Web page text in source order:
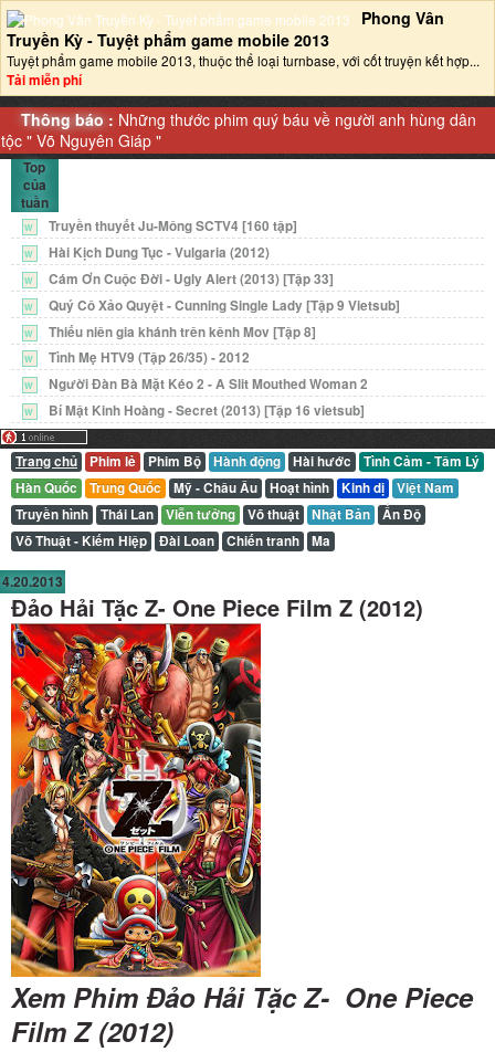
Phong Vân
Truyền Kỳ - Tuyệt phẩm game mobile 2013‎
Tuyệt phẩm game mobile 2013, thuộc thể loại turnbase, với cốt truyện kết hợp...
Tải miễn phí
Thông báo : Những thước phim quý báu về người anh hùng dân
tộc "Võ Nguyên Giáp "
Top
của
tuần
W Truyền thuyết Ju-Mông SCTV4 [160 tập]
W Hài Kịch Dung Tục - Vulgaria (2012)
W Cám Ơn Cuộc Đời - Ugly Alert (2013) [Tập 33]
W Quý Cô Xảo Quyệt - Cunning Single Lady [Tập 9 Vietsub]
W Thiếu niên gia khánh trên kênh Mov [Tập 8]
W Tình Mẹ HTV9 (Tập 26/35) - 2012
W Người Đàn Bà Mặt Kéo 2 - A Slit Mouthed Woman 2
W Bí Mật Kinh Hoàng - Secret (2013) [Tập 16 vietsub]
Trang chủ Phim lẻ Phim Bộ Hành động Hài hước
Tình Cảm - Tâm Lý
Hàn Quốc
Trung Quốc Mỹ - Châu Âu Hoạt hình Kinh dị
Việt Nam
Truyền hình
Thái Lan Viễn tưởng Võ thuật Nhật Bản
Ấn Độ
Võ Thuật - Kiếm Hiệp
Đài Loan Chiến tranh Ma
4.20.2013
Đảo Hải Tặc Z- One Piece Film Z (2012)
Xem Phim Đảo Hải Tặc Z- One Piece
Film Z (2012)